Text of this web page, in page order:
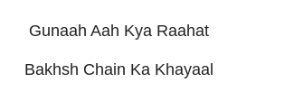
Gunaah Aah Kya Raahat
Bakhsh Chain Ka Khayaal